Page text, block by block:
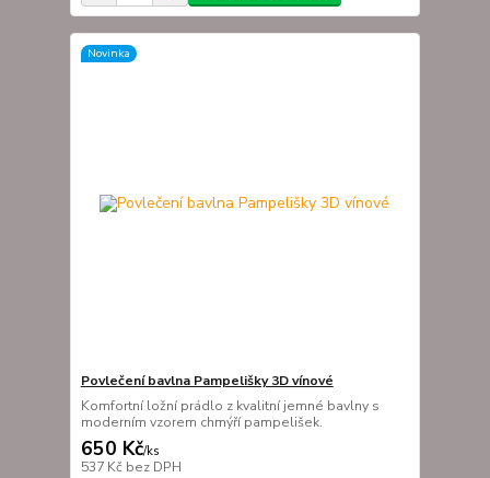
Novinka
Povlečení bavlna Pampelišky 3D vínové
Komfortní ložní prádlo z kvalitní jemné bavlny s
moderním vzorem chmýří pampelišek.
650 Kč/ks
537 Kč bez DPH